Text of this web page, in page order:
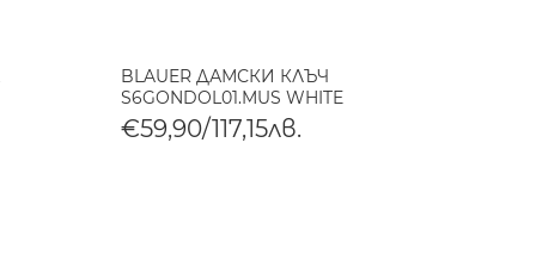
BLAUER ДАМСКИ КЛЪЧ
S6GONDOL01.MUS WHITE
€59,90/117,15лв.